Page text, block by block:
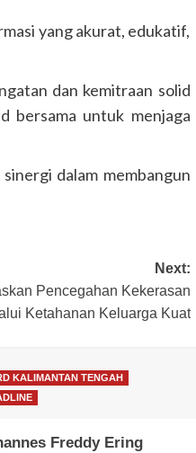
yang akurat, edukatif,
dan kemitraan solid
bersama untuk menjaga
dalam membangun
Next:
Pencegahan Kekerasan
Ketahanan Keluarga Kuat
KALIMANTAN TENGAH
Freddy Ering
Mas Amankan Ibadah
Mei 2026